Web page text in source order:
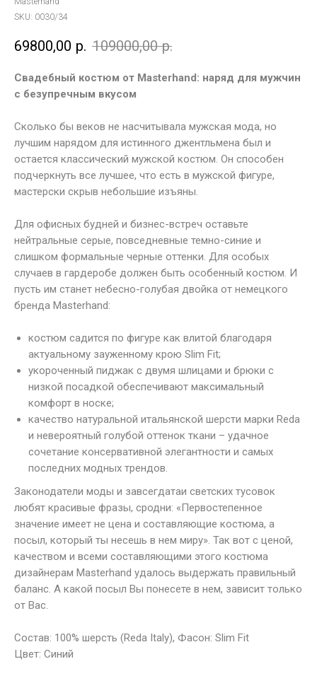
SKU: 0030/34
69800,00 р. 109000,00 р.
Свадебный костюм от Masterhand: наряд для мужчин
с безупречным вкусом
Сколько бы веков не насчитывала мужская мода, но
лучшим нарядом для истинного джентльмена был и
остается классический мужской костюм. Он способен
подчеркнуть все лучшее, что есть в мужской фигуре,
мастерски скрыв небольшие изъяны.
Для офисных будней и бизнес-встреч оставьте
нейтральные серые, повседневные темно-синие и
слишком формальные черные оттенки. Для особых
случаев в гардеробе должен быть особенный костюм. И
пусть им станет небесно-голубая двойка от немецкого
бренда Masterhand:
костюм садится по фигуре как влитой благодаря
актуальному зауженному крою Slim Fit;
укороченный пиджак с двумя шлицами и брюки с
низкой посадкой обеспечивают максимальный
комфорт в носке;
качество натуральной итальянской шерсти марки Reda
и невероятный голубой оттенок ткани – удачное
сочетание консервативной элегантности и самых
последних модных трендов.
Законодатели моды и завсегдатаи светских тусовок
любят красивые фразы, сродни: «Первостепенное
значение имеет не цена и составляющие костюма, а
посыл, который ты несешь в нем миру». Так вот с ценой,
качеством и всеми составляющими этого костюма
дизайнерам Masterhand удалось выдержать правильный
баланс. А какой посыл Вы понесете в нем, зависит только
от Вас.
Состав: 100% шерсть (Reda Italy), Фасон: Slim Fit
Цвет: Синий